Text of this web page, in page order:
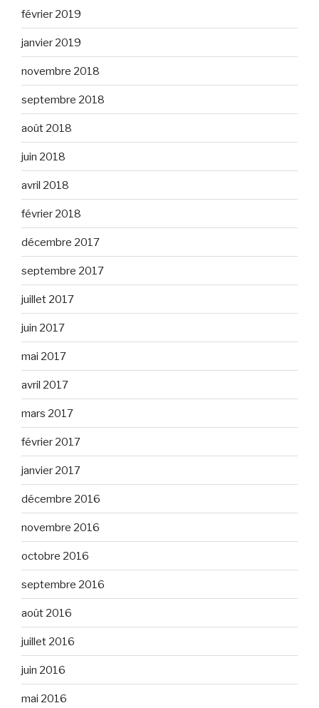
février 2019
janvier 2019
novembre 2018
septembre 2018
août 2018
juin 2018
avril 2018
février 2018
décembre 2017
septembre 2017
juillet 2017
juin 2017
mai 2017
avril 2017
mars 2017
février 2017
janvier 2017
décembre 2016
novembre 2016
octobre 2016
septembre 2016
août 2016
juillet 2016
juin 2016
mai 2016